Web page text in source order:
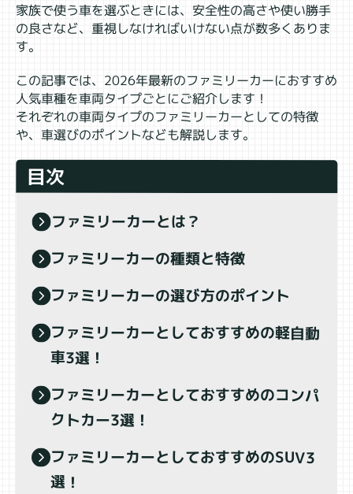
家族で使う車を選ぶときには、安全性の高さや使い勝手
の良さなど、重視しなければいけない点が数多くありま
す。
この記事では、2026年最新のファミリーカーにおすすめ
人気車種を車両タイプごとにご紹介します！
それぞれの車両タイプのファミリーカーとしての特徴
や、車選びのポイントなども解説します。
目次
ファミリーカーとは？
ファミリーカーの種類と特徴
ファミリーカーの選び方のポイント
ファミリーカーとしておすすめの軽自動
車3選！
ファミリーカーとしておすすめのコンパ
クトカー3選！
ファミリーカーとしておすすめのSUV3
選！